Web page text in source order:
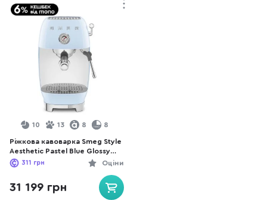
10 13 8 8
Ріжкова кавоварка Smeg Style
Aesthetic Pastel Blue Glossy
Finishing (ECF03PBEU)
Оціни
311 грн
31 199 грн